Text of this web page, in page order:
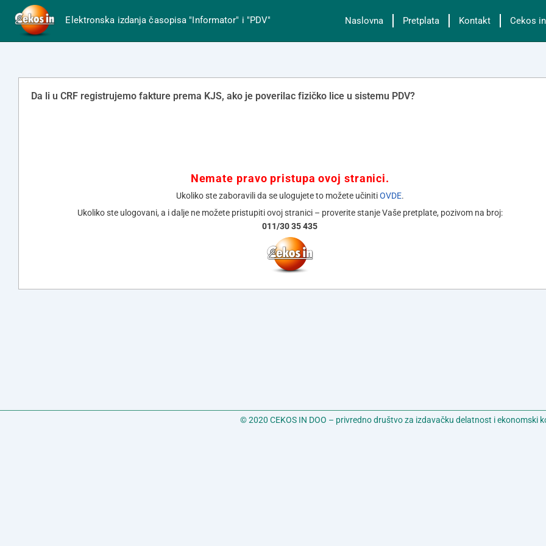
Elektronska izdanja časopisa "Informator" i "PDV" Naslovna Pretplata Kontakt Cekos in
Da li u CRF registrujemo fakture prema KJS, ako je poverilac fizičko lice u sistemu PDV?
Nemate pravo pristupa ovoj stranici.
Ukoliko ste zaboravili da se ulogujete to možete učinitiOVDE.
Ukoliko ste ulogovani, a i dalje ne možete pristupiti ovoj stranici – proverite stanje Vaše pretplate, pozivom na broj:
011/30 35 435
© 2020 CEKOS IN DOO – privredno društvo za izdavačku delatnost i ekonomski